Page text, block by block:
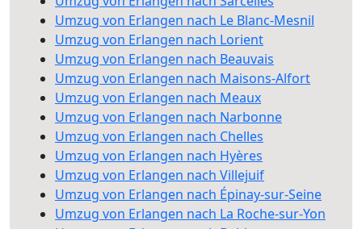
Umzug von Erlangen nach Le Blanc-Mesnil
Umzug von Erlangen nach Lorient
Umzug von Erlangen nach Beauvais
Umzug von Erlangen nach Maisons-Alfort
Umzug von Erlangen nach Meaux
Umzug von Erlangen nach Narbonne
Umzug von Erlangen nach Chelles
Umzug von Erlangen nach Hyères
Umzug von Erlangen nach Villejuif
Umzug von Erlangen nach Épinay-sur-Seine
Umzug von Erlangen nach La Roche-sur-Yon